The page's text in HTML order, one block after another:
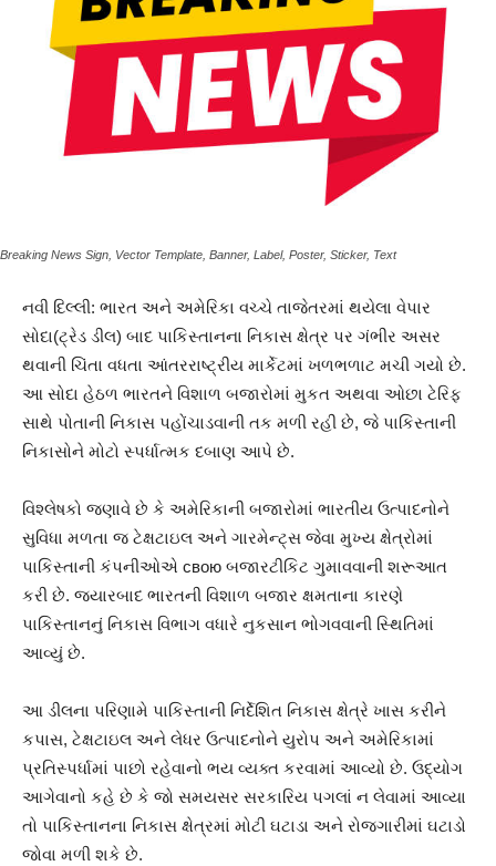
Breaking News Sign, Vector Template, Banner, Label, Poster, Sticker, Text
નવી દિલ્લી: ભારત અને અમેરિકા વચ્ચે તાજેતરમાં થયેલા વેપાર
સોદા(ટ્રેડ ડીલ) બાદ પાકિસ્તાનના નિકાસ ક્ષેત્ર પર ગંભીર અસર
થવાની ચિંતા વધતા આંતરરાષ્ટ્રીય માર્કેટમાં ખળભળાટ મચી ગયો છે.
આ સોદા હેઠળ ભારતને વિશાળ બજારોમાં મુકત અથવા ઓછા ટેરિફ
સાથે પોતાની નિકાસ પહોંચાડવાની તક મળી રહી છે, જે પાકિસ્તાની
નિકાસોને મોટો સ્પર્ધાત્મક દબાણ આપે છે.
વિશ્લેષકો જણાવે છે કે અમેરિકાની બજારોમાં ભારતીય ઉત્પાદનોને
સુવિધા મળતા જ ટેક્ષટાઇલ અને ગારમેન્ટ્સ જેવા મુખ્ય ક્ષેત્રોમાં
પાકિસ્તાની કંપનીઓએ свою બજારટીકિટ ગુમાવવાની શરૂઆત
કરી છે. જ્યારબાદ ભારતની વિશાળ બજાર ક્ષમતાના કારણે
પાકિસ્તાનનું નિકાસ વિભાગ વધારે નુકસાન ભોગવવાની સ્થિતિમાં
આવ્યું છે.
આ ડીલના પરિણામે પાકિસ્તાની નિર્દેશિત નિકાસ ક્ષેત્રે ખાસ કરીને
કપાસ, ટેક્ષટાઇલ અને લેધર ઉત્પાદનોને યુરોપ અને અમેરિકામાં
પ્રતિસ્પર્ધામાં પાછો રહેવાનો ભય વ્યક્ત કરવામાં આવ્યો છે. ઉદ્યોગ
આગેવાનો કહે છે કે જો સમયસર સરકારિય પગલાં ન લેવામાં આવ્યા
તો પાકિસ્તાનના નિકાસ ક્ષેત્રમાં મોટી ઘટાડા અને રોજગારીમાં ઘટાડો
જોવા મળી શકે છે.